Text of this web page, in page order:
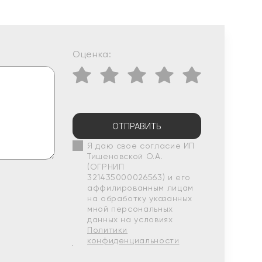
Оценка:
ОТПРАВИТЬ
Я даю свое согласие ИП
Тишеновской О.А.
(ОГРНИП
321435000026563) и его
аффилированным лицам
на обработку указанных
мной персональных
данных на условиях
Политики
конфиденциальности